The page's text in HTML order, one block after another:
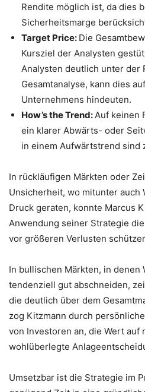
Rendite möglich ist, da dies
Sicherheitsmarge
Target Price: Die
Kursziel der Analysten
Analysten deutlich unter der
Gesamtanalyse, kann dies
Unternehmens hindeuten.
How’s the Trend:Auf keinen
ein klarer Abwärts- oder
in einem Aufwärtstrend sind
In rückläufigen Märkten oder
Unsicherheit, wo mitunter auch
Druck geraten, konnte Marcus
Anwendung seiner Strategie die
vor größeren Verlusten
In bullischen Märkten, in denen
tendenziell gut abschneiden,
die deutlich über dem
zog Kitzmann durch
von Investoren an, die Wert auf
wohlüberlegte
Umsetzbar ist die Strategie im